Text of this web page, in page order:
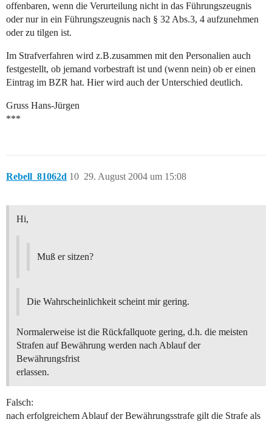
offenbaren, wenn die Verurteilung nicht in das Führungszeugnis
oder nur in ein Führungszeugnis nach § 32 Abs.3, 4 aufzunehmen
oder zu tilgen ist.
Im Strafverfahren wird z.B.zusammen mit den Personalien auch
festgestellt, ob jemand vorbestraft ist und (wenn nein) ob er einen
Eintrag im BZR hat. Hier wird auch der Unterschied deutlich.
Gruss Hans-Jürgen
***
Rebell_81062d 29. August 2004 um 15:08
10
Hi,
Muß er sitzen?
Die Wahrscheinlichkeit scheint mir gering.
Normalerweise ist die Rückfallquote gering, d.h. die meisten
Strafen auf Bewährung werden nach Ablauf der
Bewährungsfrist
erlassen.
Falsch:
nach erfolgreichem Ablauf der Bewährungsstrafe gilt die Strafe als